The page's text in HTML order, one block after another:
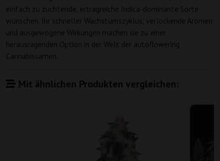
einfach zu züchtende, ertragreiche Indica-dominante Sorte
wünschen. Ihr schneller Wachstumszyklus, verlockende Aromen
und ausgewogene Wirkungen machen sie zu einer
herausragenden Option in der Welt der autoflowering
Cannabissamen.
Mit ähnlichen Produkten vergleichen: